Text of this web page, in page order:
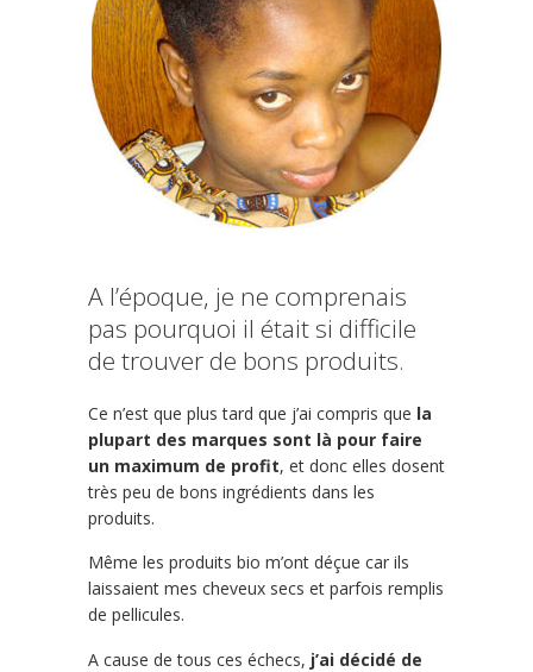
A l’époque, je ne comprenais
pas pourquoi il était si difficile
de trouver de bons produits.
Ce n’est que plus tard que j’ai compris que la
plupart des marques sont là pour faire
un maximum de profit, et donc elles dosent
très peu de bons ingrédients dans les
produits.
Même les produits bio m’ont déçue car ils
laissaient mes cheveux secs et parfois remplis
de pellicules.
A cause de tous ces échecs, j’ai décidé de